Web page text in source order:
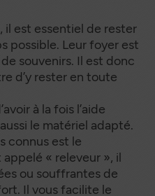
il est essentiel de rester
possible. Leur foyer est
souvenirs. Il est donc
d’y rester en toute
à la fois l’aide
le matériel adapté.
connus est le
« releveur », il
ou souffrantes de
Il vous facilite le